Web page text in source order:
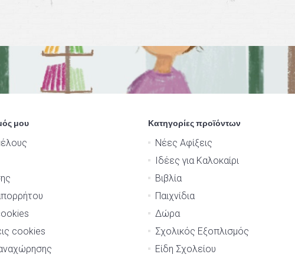
μου
cookies
Κατηγορίες προϊόντων
Νέες Αφίξεις
Ιδέες για Καλοκαίρι
Βιβλία
Παιχνίδια
Δώρα
Σχολικός Εξοπλισμός
Είδη Σχολείου